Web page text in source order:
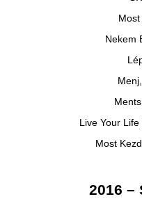
Nekem
Live Your
Most
2016 –